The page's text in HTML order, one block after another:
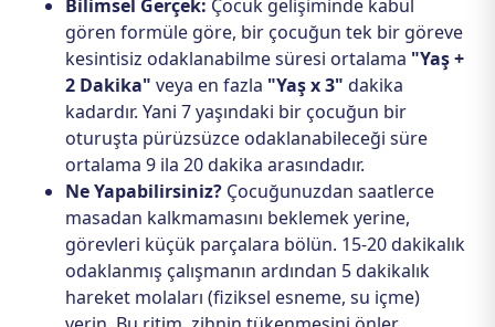
Bilimsel Gerçek: Çocuk gelişiminde kabul
gören formüle göre, bir çocuğun tek bir göreve
kesintisiz odaklanabilme süresi ortalama "Yaş +
2 Dakika" veya en fazla "Yaş x 3" dakika
kadardır. Yani 7 yaşındaki bir çocuğun bir
oturuşta pürüzsüzce odaklanabileceği süre
ortalama 9 ila 20 dakika arasındadır.
Ne Yapabilirsiniz? Çocuğunuzdan saatlerce
masadan kalkmamasını beklemek yerine,
görevleri küçük parçalara bölün. 15-20 dakikalık
odaklanmış çalışmanın ardından 5 dakikalık
hareket molaları (fiziksel esneme, su içme)